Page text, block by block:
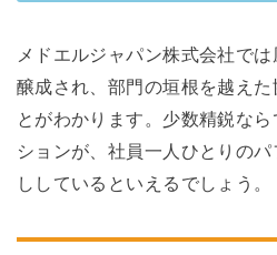
メドエルジャパン株式会社で
醸成され、部門の垣根を越え
とがわかります。少数精鋭な
ションが、社員一人ひとりの
ししているといえるでしょう。